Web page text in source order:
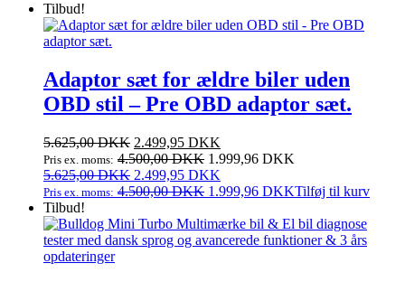
Tilbud!
Adaptor sæt for ældre biler uden
OBD stil – Pre OBD adaptor sæt.
5.625,00DKK Den
oprindelige
pris
var:
2.499,95 DKK
aktuelle
er:
Pris ex. moms: 4.500,00DKK 1.999,96 DKK
5.625,00DKK Den
oprindelige
var:
5.625,00 DKK.
2.499,95 DKK
aktuelle
er:
2.499,95 DKK.
Pris ex. moms: 4.500,00DKK 1.999,96 DKKTilføj til kurv
Tilbud!